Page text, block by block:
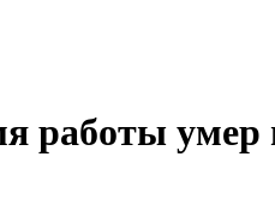
работы умер